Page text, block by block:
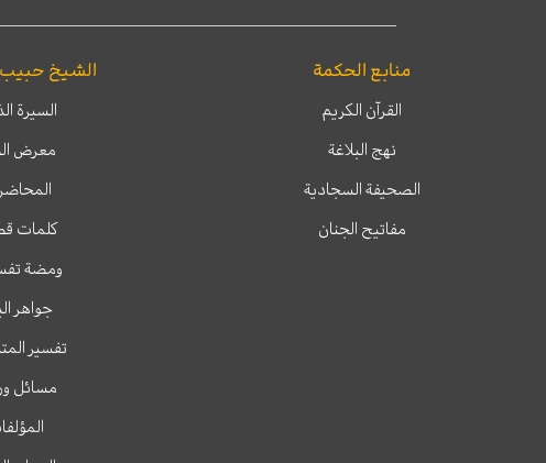
منابع الحكمة
القرآن الكريم
نهج البلاغة
الصحيفة السجادية
مفاتيح الجنان
الشيخ حبيب
السيرة
معرض
كلمات
ومضة
جواهر
تفسير
مسائل